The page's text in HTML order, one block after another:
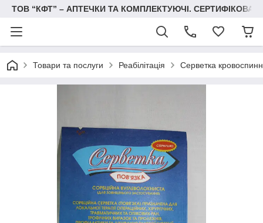
ТОВ “КФТ” – АПТЕЧКИ ТА КОМПЛЕКТУЮЧІ.
Товари та послуги Реабілітація Серветка